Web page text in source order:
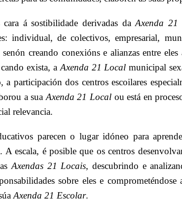
cara á sostibilidade derivadas daAxenda 21
individual, de colectivos, empresarial,
creando conexións e alianzas entre
exista, a Axenda 21 Local municipal
a participación dos centros escoilares
a sua Axenda 21 Localou está en
relevancia.
parecen o lugar idóneo para
A escala, é posible que os centros
Axendas 21 Locais, descubrindo e
sobre eles e
Axenda 21 Escolar.